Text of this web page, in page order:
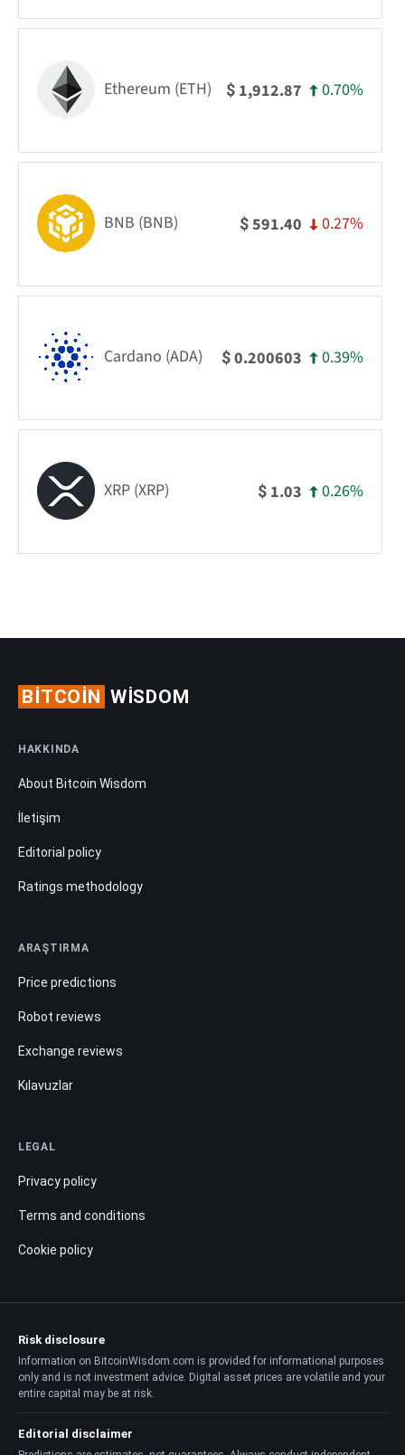
Ethereum (ETH) $ 1,912.87 0.70%
BNB (BNB) $591.40 0.27%
Cardano (ADA) $0.200603 0.39%
XRP (XRP) $ 1.03 0.26%
BITCOIN WISDOM
HAKKINDA
About Bitcoin Wisdom
İletişim
Editorial policy
Ratings methodology
ARAŞTIRMA
Price predictions
Robot reviews
Exchange reviews
Kılavuzlar
LEGAL
Privacy policy
Terms and conditions
Cookie policy
Risk disclosure
Information on BitcoinWisdom.com is provided for informational purposes
only and is not investment advice. Digital asset prices are volatile and your
entire capital may be at risk.
Editorial disclaimer